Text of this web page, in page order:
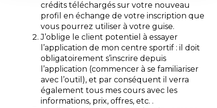
crédits téléchargés sur votre nouveau
profil en échange de votre inscription que
vous pourrez utiliser à votre guise.
J’oblige le client potentiel à essayer
l’application de mon centre sportif : il doit
obligatoirement s’inscrire depuis
l’application (commencer à se familiariser
avec l’outil), et par conséquent il verra
également tous mes cours avec les
informations, prix, offres, etc. .